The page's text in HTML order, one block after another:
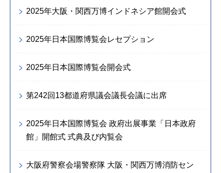
2025年大阪・関西万博インドネシア館開会式
2025年日本国際博覧会レセプション
2025年日本国際博覧会開会式
第242回13都道府県議会議長会議に出席
2025年日本国際博覧会 政府出展事業「日本政府
館」開館式 式典及び内覧会
大阪府警察会場警察隊 大阪・関西万博消防セン